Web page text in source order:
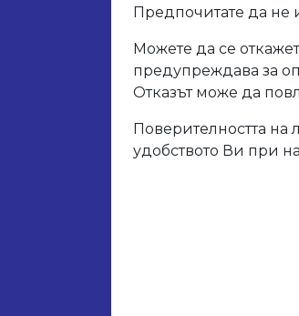
Предпочитате да не
Можете да се
предупреждава за
Отказът може да
Поверителността
удобството Ви при